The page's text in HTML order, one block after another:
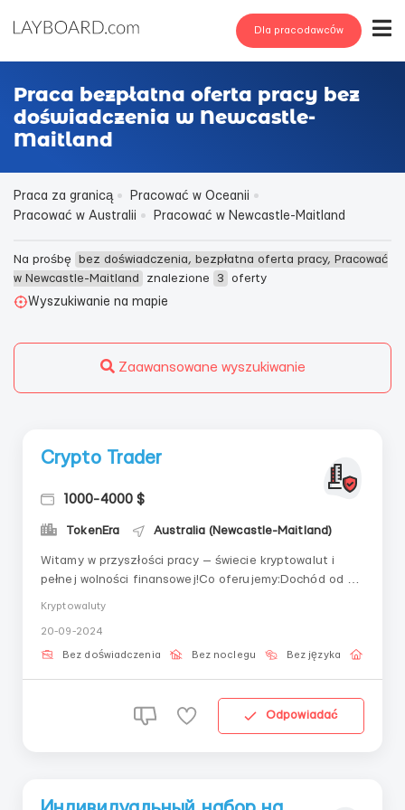
Dla pracodawców
Praca bezpłatna oferta pracy bez
doświadczenia w Newcastle-
Maitland
Praca za granicą
Pracować w Oceanii
Pracować w Australii
Pracować w Newcastle-Maitland
Na prośbę
bez doświadczenia, bezpłatna oferta pracy, Pracować
w Newcastle-Maitland
znalezione 3
oferty
Wyszukiwanie na mapie
Zaawansowane wyszukiwanie
Crypto Trader
1000-4000 $
TokenEra Australia (Newcastle-Maitland)
Witamy w przyszłości pracy — świecie kryptowalut i
pełnej wolności finansowej!Co oferujemy:Dochód od 15
określasz swój rytm i dochód, niezależnie czy to kilka
godzin dziennie, czy pełnoetatow...
Kryptowaluty
20-09-2024
Bez doświadczenia Bez noclegu Bez języka
Odpowiadać